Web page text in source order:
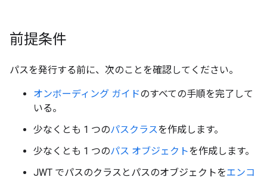
前提条件
パスを発行する前に、次のことを確認してください。
オンボーディング ガイドのすべての手順を完了して
いる。
少なくとも 1 つのパスクラスを作成します。
少なくとも 1 つのパス オブジェクトを作成します。
JWT でパスのクラスとパスのオブジェクトをエンコ